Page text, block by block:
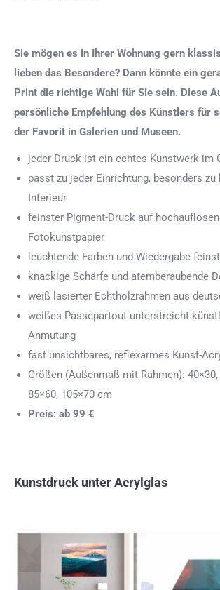
Sie mögen es in Ihrer Wohnung gern
lieben das Besondere? Dann könnte ein
Print die richtige Wahl für Sie sein. Diese
persönliche Empfehlung des Künstlers für
der Favorit in Galerien und Museen.
jeder Druck ist ein echtes Kunstwerk im
passt zu jeder Einrichtung, besonders
Interieur
feinster Pigment-Druck auf
Fotokunstpapier
leuchtende Farben und Wiedergabe
knackige Schärfe und atemberaubende
weiß lasierter Echtholzrahmen aus
weißes Passepartout unterstreicht
Anmutung
fast unsichtbares, reflexarmes Kunst-
Größen (Außenmaß mit Rahmen): 40×30,
85×60, 105×70 cm
Preis: ab 99 €
Kunstdruck unter Acrylglas